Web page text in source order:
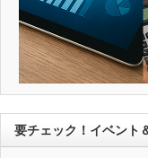
要チェック！イベント